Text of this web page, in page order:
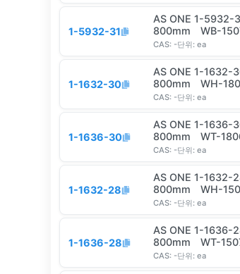
1-5932-31
AS ONE 1-5932-
800mm WB-
CAS: -단위: ea
1-1632-30
AS ONE 1-1632-
800mm WH-
CAS: -단위: ea
1-1636-30
AS ONE 1-1636-
800mm WT-
CAS: -단위: ea
1-1632-28
AS ONE 1-1632-
800mm WH-
CAS: -단위: ea
1-1636-28
AS ONE 1-1636-
800mm WT-
CAS: -단위: ea